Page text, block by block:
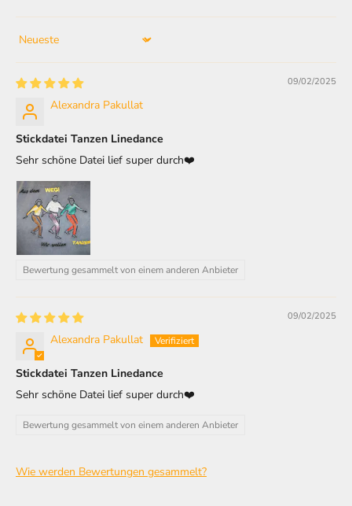
Sort by
09/02/2025
Alexandra Pakullat
Stickdatei Tanzen Linedance
Sehr schöne Datei lief super durch❤️
Bewertung gesammelt von einem anderen Anbieter
09/02/2025
Alexandra Pakullat
Stickdatei Tanzen Linedance
Sehr schöne Datei lief super durch❤️
Bewertung gesammelt von einem anderen Anbieter
Wie werden Bewertungen gesammelt?